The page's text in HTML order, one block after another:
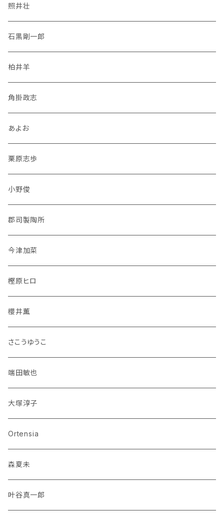
照井壮
石黒剛一郎
柏井羊
角掛政志
あよお
栗原志歩
小野俊
郡司製陶所
今津加菜
樫原ヒロ
櫻井薫
さこうゆうこ
端田敏也
大塚淳子
Ortensia
森夏未
叶谷真一郎